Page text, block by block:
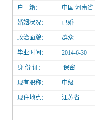
户 籍： 中国 河南省
婚姻状况： 已婚
政治面貌： 群众
毕业时间： 2014-6-30
身 份 证： 保密
现有职称： 中级
现住地点： 江苏省